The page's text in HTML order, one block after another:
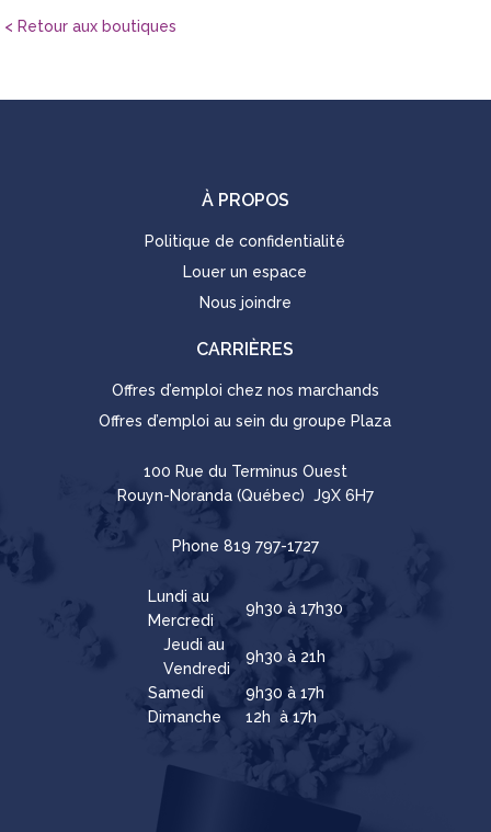
< Retour aux boutiques
À PROPOS
Politique de confidentialité
Louer un espace
Nous joindre
CARRIÈRES
Offres d’emploi chez nos marchands
Offres d’emploi au sein du groupe Plaza
100 Rue du Terminus Ouest
Rouyn-Noranda (Québec) J9X 6H7
Phone 819 797-1727
Lundi au
Mercredi
9h30 à 17h30
Jeudi au
Vendredi
9h30 à 21h
Samedi
9h30 à 17h
Dimanche
12h à 17h